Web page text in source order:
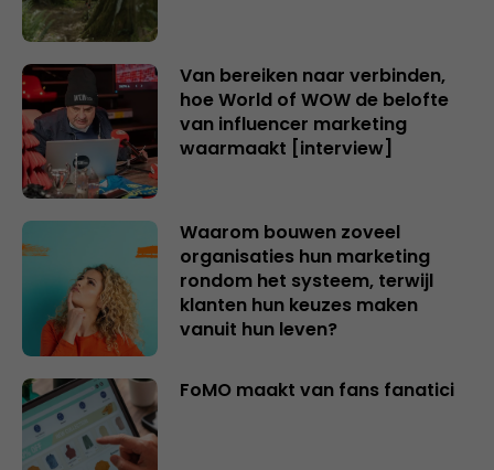
Van bereiken naar verbinden,
hoe World of WOW de belofte
van influencer marketing
waarmaakt [interview]
Waarom bouwen zoveel
organisaties hun marketing
rondom het systeem, terwijl
klanten hun keuzes maken
vanuit hun leven?
FoMO maakt van fans fanatici